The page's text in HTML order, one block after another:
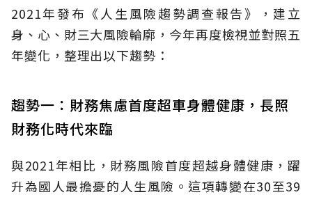
2021年發布《人生風險趨勢調查報告》，建立
身、心、財三大風險輪廓，今年再度檢視並對照五
年變化，整理出以下趨勢：
趨勢一：財務焦慮首度超車身體健康，長照
財務化時代來臨
與2021年相比，財務風險首度超越身體健康，躍
升為國人最擔憂的人生風險。這項轉變在30至39